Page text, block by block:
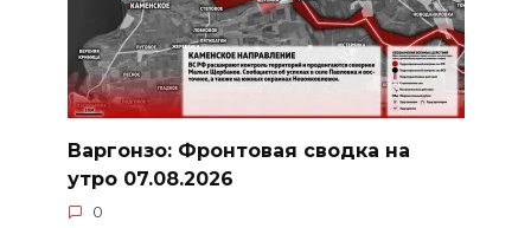
Варгонзо: Фронтовая сводка на
утро 07.08.2026
0